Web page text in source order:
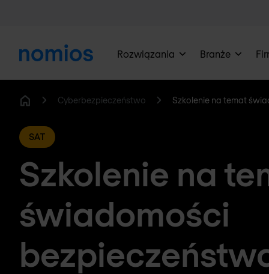
Rozwiązania Branże
Cyberbezpieczeństwo Szkolenie na temat
SAT
Szkolenie na
świadomości